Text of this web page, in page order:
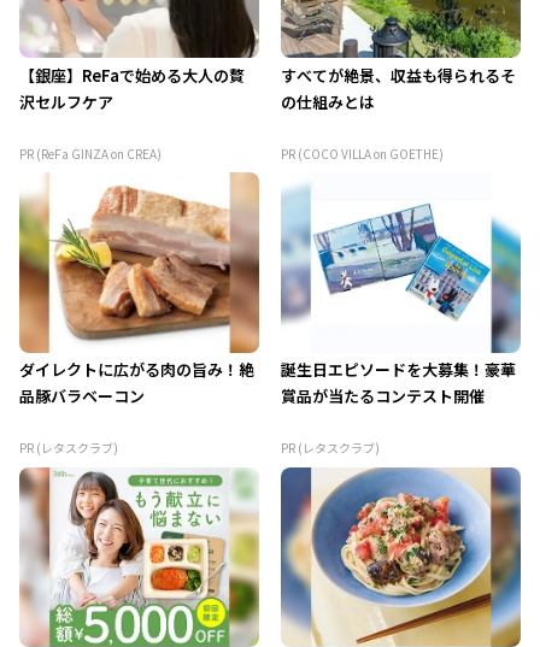
【銀座】ReFaで始める大人の贅
沢セルフケア
PR (ReFa GINZA on CREA)
すべてが絶景、収益も得られるそ
の仕組みとは
PR (COCO VILLA on GOETHE)
ダイレクトに広がる肉の旨み！絶
品豚バラベーコン
PR (レタスクラブ)
誕生日エピソードを大募集！豪華
賞品が当たるコンテスト開催
PR (レタスクラブ)